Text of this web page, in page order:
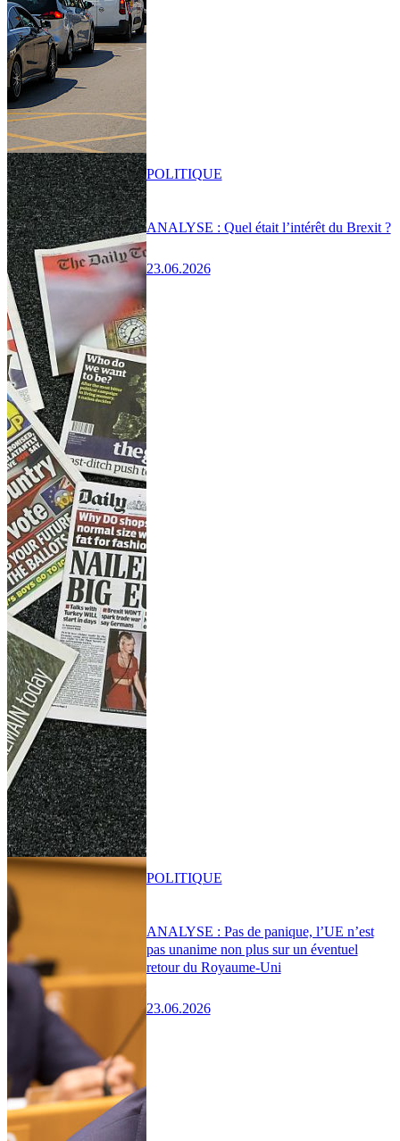
ANALYSE : Quel était l’intérêt du Brexit ?
23.06.2026
POLITIQUE
ANALYSE : Pas de panique, l’UE n’est
pas unanime non plus sur un éventuel
retour du Royaume-Uni
23.06.2026
POLITIQUE